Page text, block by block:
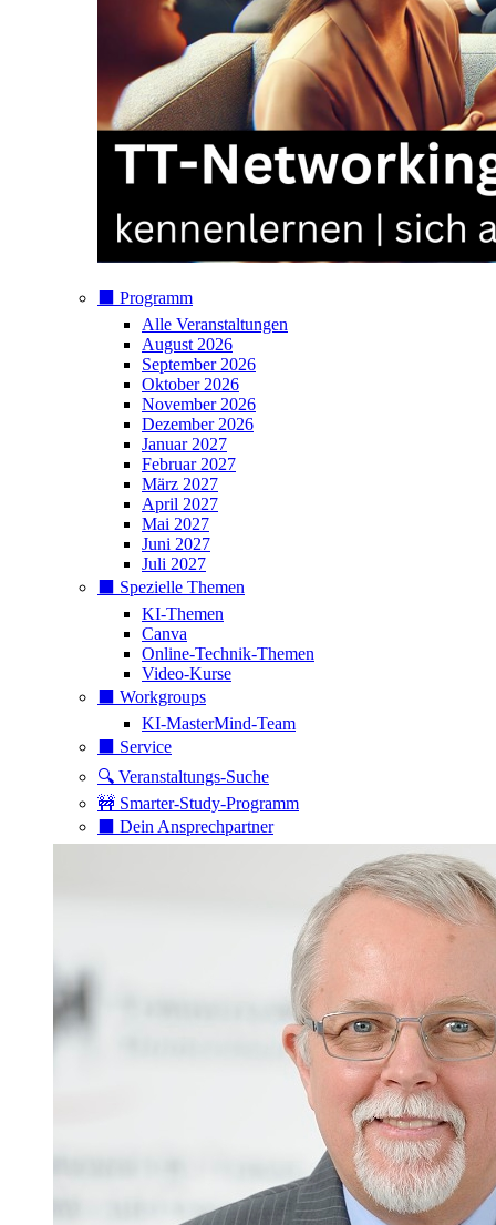
⬛️ Programm
Alle Veranstaltungen
August 2026
September 2026
Oktober 2026
November 2026
Dezember 2026
Januar 2027
Februar 2027
März 2027
April 2027
Mai 2027
Juni 2027
Juli 2027
⬛️ Spezielle Themen
KI-Themen
Canva
Online-Technik-Themen
Video-Kurse
⬛️ Workgroups
KI-MasterMind-Team
⬛️ Service
🔍 Veranstaltungs-Suche
🚧 Smarter-Study-Programm
⬛️ Dein Ansprechpartner